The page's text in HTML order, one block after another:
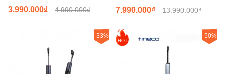
3.990.000₫ 4.990.000₫
Max
7.990.000₫ 13.990.000₫
-33%
HOT
-50%